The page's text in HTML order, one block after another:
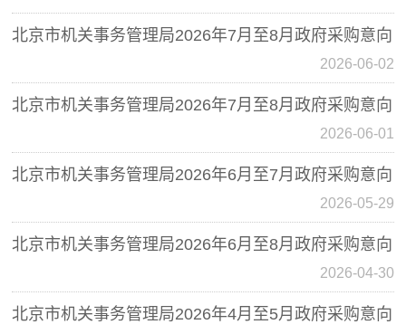
北京市机关事务管理局2026年7月至8月政府采购意向
2026-06-02
北京市机关事务管理局2026年7月至8月政府采购意向
2026-06-01
北京市机关事务管理局2026年6月至7月政府采购意向
2026-05-29
北京市机关事务管理局2026年6月至8月政府采购意向
2026-04-30
北京市机关事务管理局2026年4月至5月政府采购意向